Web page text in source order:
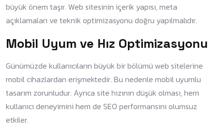
büyük önem taşır. Web sitesinin içerik yapısı, meta
açıklamaları ve teknik optimizasyonu doğru yapılmalıdır.
Mobil Uyum ve Hız Optimizasyonu
Günümüzde kullanıcıların büyük bir bölümü web sitelerine
mobil cihazlardan erişmektedir. Bu nedenle mobil uyumlu
tasarım zorunludur. Ayrıca site hızının düşük olması, hem
kullanıcı deneyimini hem de SEO performansını olumsuz
etkiler.